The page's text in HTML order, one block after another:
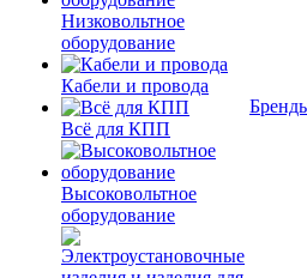
Низковольтное
оборудование
Кабели и провода
Всё для КПП
Высоковольтное
оборудование